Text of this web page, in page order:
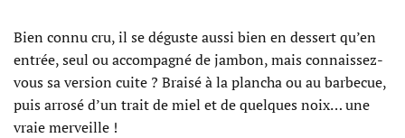
Bien connu cru, il se déguste aussi bien en dessert qu’en
entrée, seul ou accompagné de jambon, mais connaissez-
vous sa version cuite ? Braisé à la plancha ou au barbecue,
puis arrosé d’un trait de miel et de quelques noix… une
vraie merveille !